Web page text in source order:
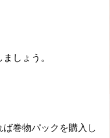
しょう。
巻物パックを購入し